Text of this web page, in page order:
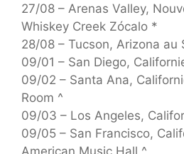
27/08 – Arenas Valley,
Whiskey Creek Zócalo *
28/08 – Tucson, Arizona au
09/01 – San Diego,
09/02 – Santa Ana,
Room ^
09/03 – Los Angeles,
09/05 – San Francisco,
American Music Hall ^